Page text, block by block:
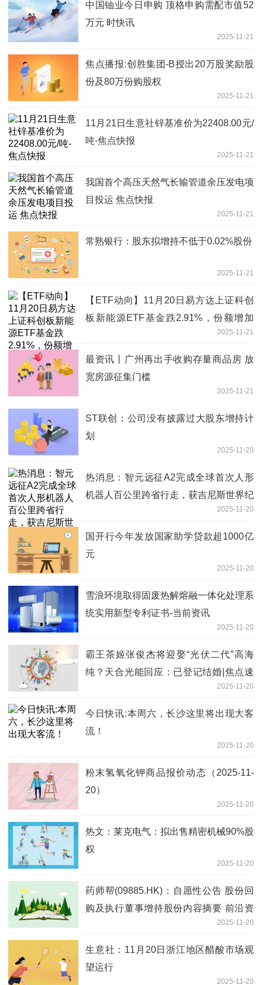
中国铀业今日申购 顶格申购需配市值52
万元 时快讯
2025-11-21
焦点播报:创胜集团-B授出20万股奖励股
份及80万份购股权
2025-11-21
11月21日生意社锌基准价为22408.00元/
吨-焦点快报
2025-11-21
我国首个高压天然气长输管道余压发电项
目投运 焦点快报
2025-11-21
常熟银行：股东拟增持不低于0.02%股份
2025-11-21
【ETF动向】11月20日易方达上证科创
板新能源ETF基金跌2.91%，份额增加
2025-11-21
最资讯丨广州再出手收购存量商品房 放
宽房源征集门槛
2025-11-21
ST联创：公司没有披露过大股东增持计
划
2025-11-20
热消息：智元远征A2完成全球首次人形
机器人百公里跨省行走，获吉尼斯世界纪
2025-11-20
国开行今年发放国家助学贷款超1000亿
元
2025-11-20
雪浪环境取得固废热解熔融一体化处理系
统实用新型专利证书-当前资讯
2025-11-20
霸王茶姬张俊杰将迎娶“光伏二代”高海
纯？天合光能回应：已登记结婚|焦点速
2025-11-20
今日快讯:本周六，长沙这里将出现大客
流！
2025-11-20
粉末氢氧化钾商品报价动态（2025-11-
20）
2025-11-20
热文：莱克电气：拟出售精密机械90%股
权
2025-11-20
药师帮(09885.HK)：自愿性公告 股份回
购及执行董事增持股份内容摘要 前沿资
2025-11-20
生意社：11月20日浙江地区醋酸市场观
望运行
2025-11-20